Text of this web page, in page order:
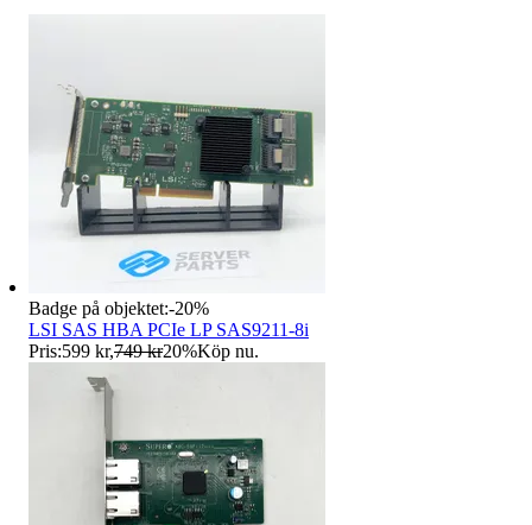
Badge på objektet:-20%
LSI SAS HBA PCIe LP SAS9211-8i
Pris:599 kr,749 kr20%Köp nu.